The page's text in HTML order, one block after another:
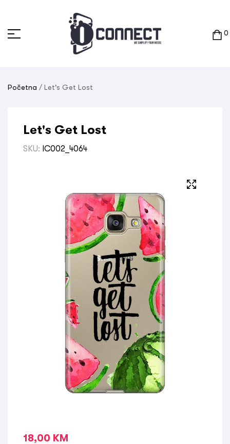
0
Početna / Let's Get Lost
Let's Get Lost
SKU: IC002_4064
18,00 KM